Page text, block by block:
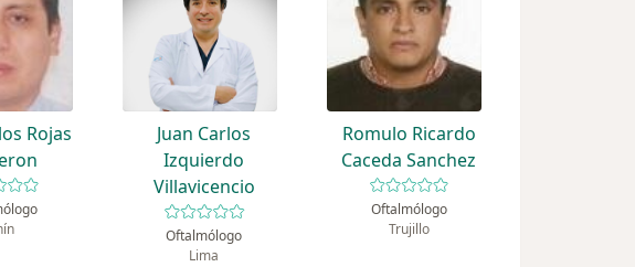
Rojas
Juan Carlos
Izquierdo
Villavicencio
Oftalmólogo
Lima
Romulo Ricardo
Caceda Sanchez
Oftalmólogo
Trujillo